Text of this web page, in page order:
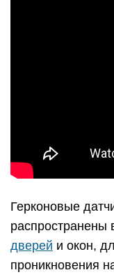
Герконовые
распространены
дверей и окон,
проникновения